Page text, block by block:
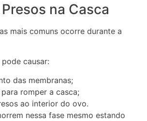
na Casca
mais comuns ocorre durante a
causar:
das membranas;
romper a casca;
ao interior do ovo.
nessa fase mesmo estando